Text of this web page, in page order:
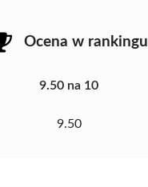
Ocena w rankingu
9.50 na 10
9.50